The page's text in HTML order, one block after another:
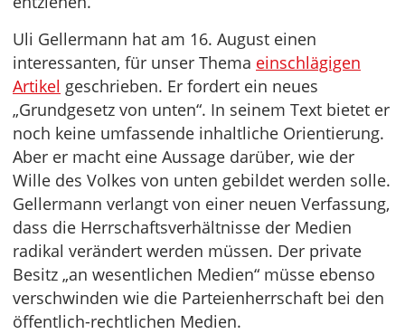
Uli Gellermann hat am 16. August einen
interessanten, für unser Thema einschlägigen
Artikel geschrieben. Er fordert ein neues
„Grundgesetz von unten“. In seinem Text bietet er
noch keine umfassende inhaltliche Orientierung.
Aber er macht eine Aussage darüber, wie der
Wille des Volkes von unten gebildet werden solle.
Gellermann verlangt von einer neuen Verfassung,
dass die Herrschaftsverhältnisse der Medien
radikal verändert werden müssen. Der private
Besitz „an wesentlichen Medien“ müsse ebenso
verschwinden wie die Parteienherrschaft bei den
öffentlich-rechtlichen Medien.